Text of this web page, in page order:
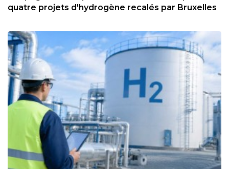
quatre projets d'hydrogène recalés par Bruxelles